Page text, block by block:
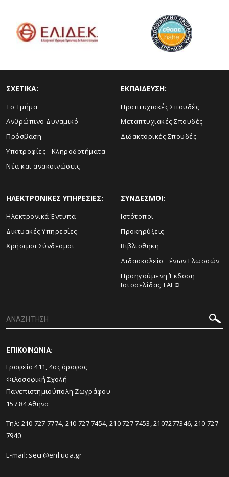
ΣΧΕΤΙΚΑ:
Το Τμήμα
Ανθρώπινο Δυναμικό
Πρόσβαση
Υποτροφίες - Κληροδοτήματα
Νέα και ανακοινώσεις
ΕΚΠΑΙΔΕΥΣΗ:
Προπτυχιακές Σπουδές
Μεταπτυχιακές Σπουδές
Διδακτορικές Σπουδές
ΗΛΕΚΤΡΟΝΙΚΕΣ ΥΠΗΡΕΣΙΕΣ:
Ηλεκτρονικά Έντυπα
Δικτυακές Υπηρεσίες
Χρήσιμοι Σύνδεσμοι
ΣΥΝΔΕΣΜΟΙ:
Ιστότοποι
Προκηρύξεις
Βιβλιοθήκη
Διδασκαλείο Ξένων Γλωσσών
Προηγούμενη Έκδοση
Ιστοσελίδας ΤΑΓΦ
ΕΠΙΚΟΙΝΩΝΙΑ:
Γραφείο 411, 4ος όροφος
Φιλοσοφική Σχολή
Πανεπιστημιούπολη Ζωγράφου
157 84 Αθήνα
Τηλ: 210 727 7774, 210 727 7454, 210 727 7453,2107277346, 210 727
7940
E-mail: secr@enl.uoa.gr